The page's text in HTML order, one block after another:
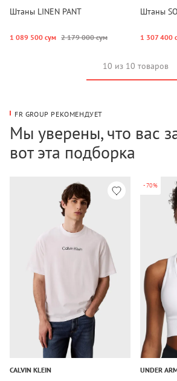
Штаны LINEN PANT
1 089 500 сум 2 179 000 сум
Штаны
1 307 400
10 из 10 товаров
FR GROUP РЕКОМЕНДУЕТ
Мы уверены, что вас
вот эта подборка
CALVIN KLEIN
-70%
UNDER